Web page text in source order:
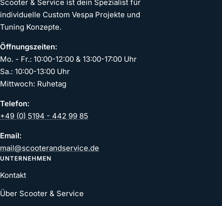
Scooter & Service ist dein Spezialist für
individuelle Custom Vespa Projekte und
Tuning Konzepte.
Öffnungszeiten:
Mo. - Fr.: 10:00-12:00 & 13:00-17:00 Uhr
Sa.: 10:00-13:00 Uhr
Mittwoch: Ruhetag
Telefon:
+49 (0) 5194 - 442 99 85
Email:
mail@scooterandservice.de
UNTERNEHMEN
Kontakt
Über Scooter & Service